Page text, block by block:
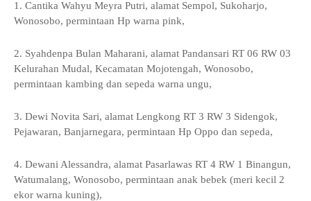
1. Cantika Wahyu Meyra Putri, alamat Sempol, Sukoharjo,
Wonosobo, permintaan Hp warna pink,
2. Syahdenpa Bulan Maharani, alamat Pandansari RT 06 RW 03
Kelurahan Mudal, Kecamatan Mojotengah, Wonosobo,
permintaan kambing dan sepeda warna ungu,
3. Dewi Novita Sari, alamat Lengkong RT 3 RW 3 Sidengok,
Pejawaran, Banjarnegara, permintaan Hp Oppo dan sepeda,
4. Dewani Alessandra, alamat Pasarlawas RT 4 RW 1 Binangun,
Watumalang, Wonosobo, permintaan anak bebek (meri kecil 2
ekor warna kuning),